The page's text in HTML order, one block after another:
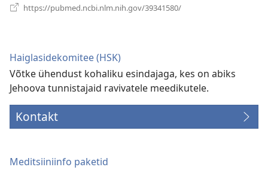
https://pubmed.ncbi.nlm.nih.gov/39341580/
Haiglasidekomitee (HSK)
Võtke ühendust kohaliku esindajaga, kes on abiks
Jehoova tunnistajaid ravivatele meedikutele.
Kontakt
Meditsiiniinfo paketid